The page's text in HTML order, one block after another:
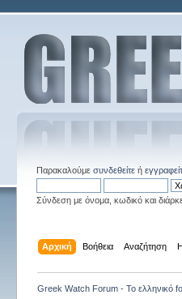
Παρακαλούμε συνδεθείτεή
Σύνδεση με όνομα, κωδικό και
Αρχική Βοήθεια Αναζήτηση
Greek Watch Forum - Το ελληνικό